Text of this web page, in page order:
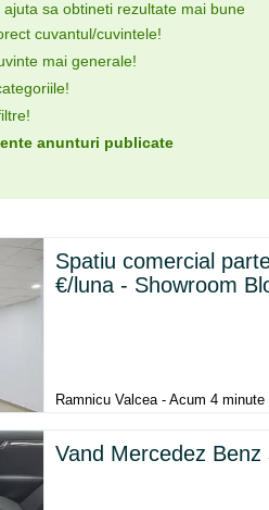
sa obtineti rezultate mai bune
cuvantul/cuvintele!
mai generale!
anunturi publicate
Spatiu comercial
€/luna - Showroom
Ramnicu Valcea - Acum 4 minute
Vand Mercedez Benz